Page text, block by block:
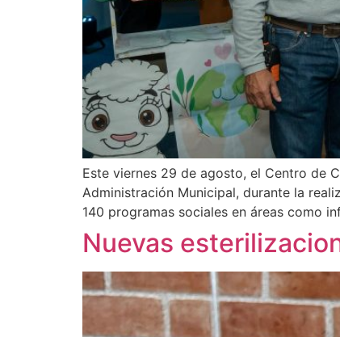
Este viernes 29 de agosto, el Centro de
Administración Municipal, durante la
140 programas sociales en áreas como
Nuevas